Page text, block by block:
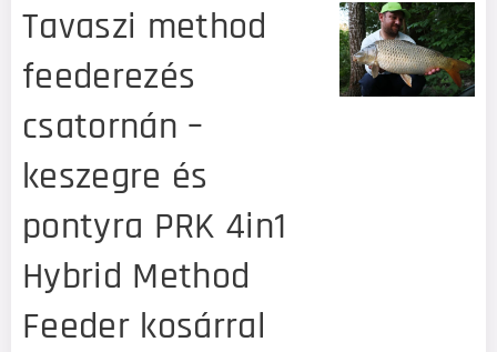
Tavaszi method
feederezés
csatornán –
keszegre és
pontyra PRK 4in1
Hybrid Method
Feeder kosárral